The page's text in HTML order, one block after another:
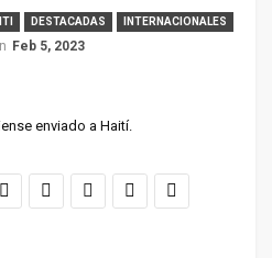
DESTACADAS INTERNACIONALES
Feb 5, 2023
enviado a Haití.